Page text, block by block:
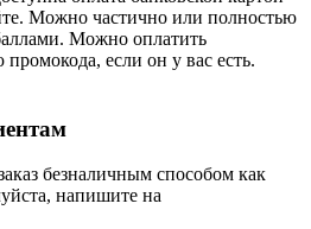
Можно частично или полностью
Можно оплатить
если он у вас есть.
безналичным способом как
напишите на